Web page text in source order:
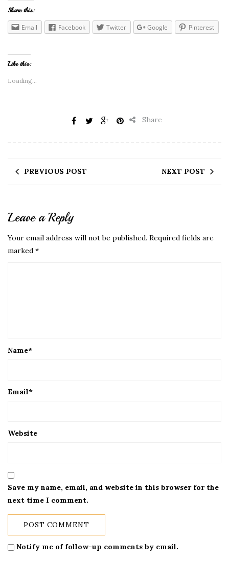
Share this:
Email Facebook Twitter Google Pinterest
Like this:
Loading...
Share
PREVIOUS POST NEXT POST
Leave a Reply
Your email address will not be published. Required fields are
marked *
Name*
Email*
Website
Save my name, email, and website in this browser for the
next time I comment.
Notify me of follow-up comments by email.